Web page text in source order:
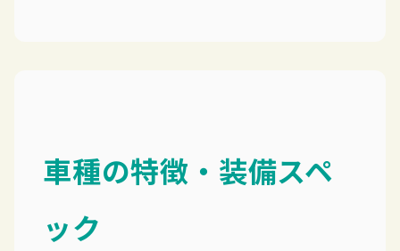
車種の特徴・装備スペ
ック